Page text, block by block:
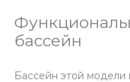
бассейн
Бассейн этой модели